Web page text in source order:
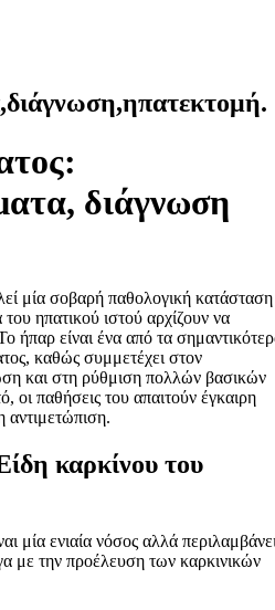
διάγνωση
μία σοβαρή παθολογική κατάσταση
ηπατικού ιστού αρχίζουν να
ήπαρ είναι ένα από τα
καθώς συμμετέχει στον
και στη ρύθμιση πολλών βασικών
οι παθήσεις του απαιτούν έγκαιρη
αντιμετώπιση.
καρκίνου του
μία ενιαία νόσος αλλά
με την προέλευση των καρκινικών